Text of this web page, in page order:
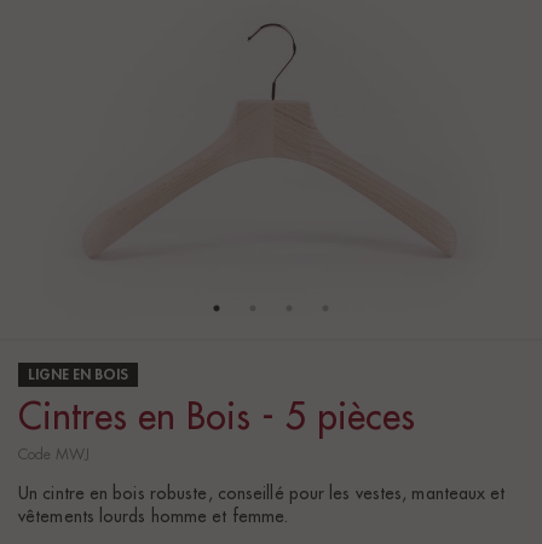
LIGNE EN BOIS
Cintres en Bois - 5 pièces
Code MWJ
Un cintre en bois robuste, conseillé pour les vestes, manteaux et
vêtements lourds homme et femme.